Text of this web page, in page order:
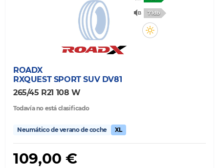
71db
ROADX
RXQUEST SPORT SUV DV81
265/45 R21 108 W
Todavía no está clasificado
Neumático de verano de coche XL
109,00 €